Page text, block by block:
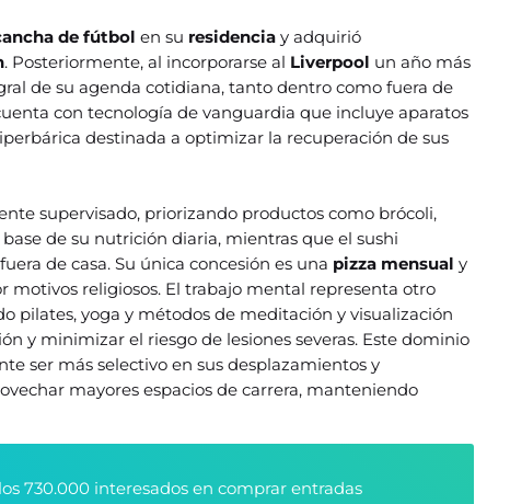
de fútbol en su residencia y adquirió
. Posteriormente, al incorporarse al Liverpool un año más
de su agenda cotidiana, tanto dentro como fuera de
con tecnología de vanguardia que incluye aparatos
destinada a optimizar la recuperación de sus
supervisado, priorizando productos como brócoli,
de su nutrición diaria, mientras que el sushi
de casa. Su única concesión es una pizza mensual y
motivos religiosos. El trabajo mental representa otro
pilates, yoga y métodos de meditación y visualización
y minimizar el riesgo de lesiones severas. Este dominio
ser más selectivo en sus desplazamientos y
mayores espacios de carrera, manteniendo
730.000 interesados en comprar entradas